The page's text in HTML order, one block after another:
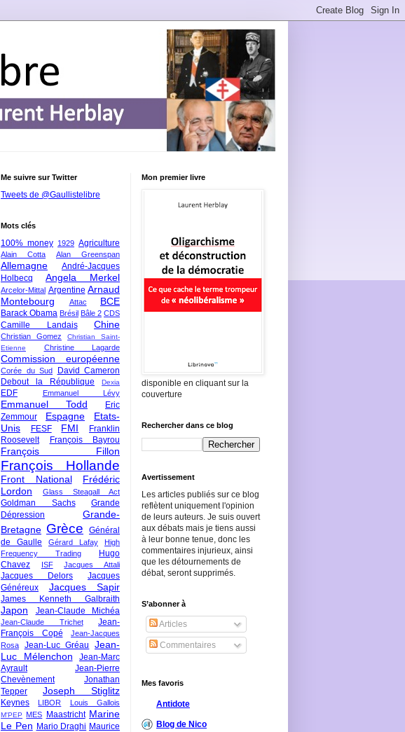
Me suivre sur Twitter
Tweets de @Gaullistelibre
Mots clés
100% money 1929 Agriculture
Alain Cotta Alan Greenspan
Allemagne
André-Jacques
Holbecq
Angela Merkel
Arcelor-Mittal Argentine Arnaud
Montebourg
Attac BCE
Barack Obama Brésil Bâle 2 CDS
Camille Landais Chine
Christian Gomez
Christian Saint-
Etienne
Christine Lagarde
Commission européenne
Corée du Sud
David Cameron
Debout la République
Dexia
EDF Emmanuel Lévy
Emmanuel Todd
Eric
Zemmour
Espagne
Etats-
Unis
FESF FMI
Franklin
Roosevelt
François Bayrou
François Fillon
François Hollande
Front National
Frédéric
Lordon
Glass Steagall Act
Goldman Sachs
Grande
Dépression
Grande-
Bretagne Grèce
Général
de Gaulle
Gérard Lafay
High
Frequency Trading
Hugo
Chavez
ISF Jacques Attali
Jacques Delors
Jacques
Généreux
Jacques Sapir
James Kenneth Galbraith
Japon Jean-Claude Michéa
Jean-Claude Trichet
Jean-
François Copé
Jean-Jacques
Rosa
Jean-Luc Gréau
Jean-
Luc Mélenchon
Jean-Marc
Ayrault
Jean-Pierre
Chevènement
Jonathan
Tepper
Joseph Stiglitz
Keynes LIBOR Louis Gallois
M'PEP MES Maastricht Marine
Le Pen Mario Draghi Maurice
Mon premier livre
disponible en cliquant sur la
couverture
Rechercher dans ce blog
Avertissement
Les articles publiés sur ce blog
reflètent uniquement l'opinion
de leurs auteurs. Je suis ouvert
aux débats mais je tiens aussi
à leur bonne tenue, donc les
commentaires injurieux, ainsi
que les détournements de
débat, seront supprimés.
S’abonner à
Articles
Commentaires
Mes favoris
Antidote
Blog de Nico